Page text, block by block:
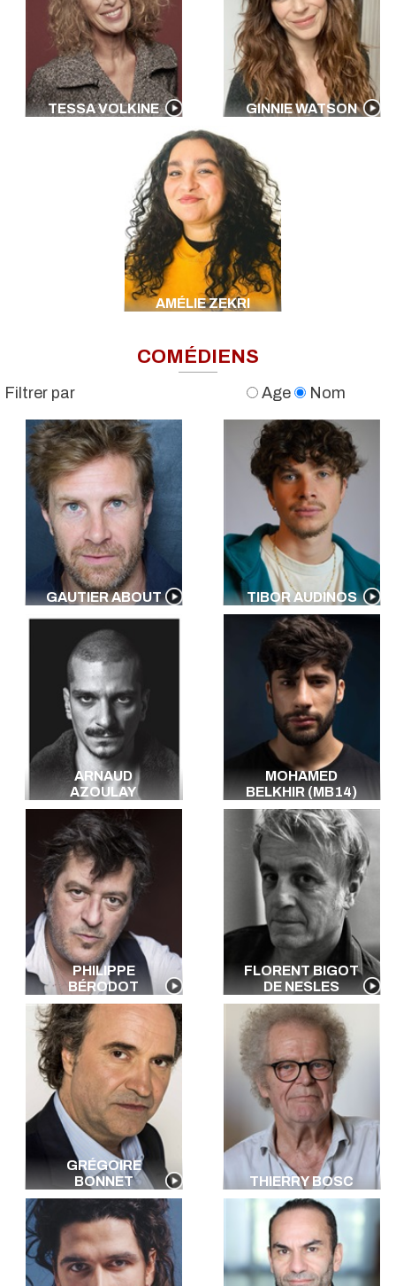
TESSA VOLKINE GINNIE WATSON
AMÉLIE ZEKRI
COMÉDIENS
Filtrer par Age Nom
GAUTIER ABOUT TIBOR AUDINOS
ARNAUD
AZOULAY
MOHAMED
BELKHIR (MB14)
PHILIPPE
BÉRODOT
FLORENT BIGOT
DE NESLES
GRÉGOIRE
BONNET
THIERRY BOSC